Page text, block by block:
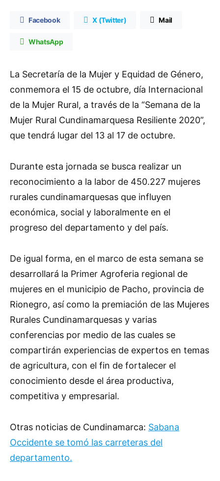
Facebook X (Twitter) Mail
WhatsApp
La Secretaría de la Mujer y Equidad de Género,
conmemora el 15 de octubre, día Internacional
de la Mujer Rural, a través de la “Semana de la
Mujer Rural Cundinamarquesa Resiliente 2020”,
que tendrá lugar del 13 al 17 de octubre.
Durante esta jornada se busca realizar un
reconocimiento a la labor de 450.227 mujeres
rurales cundinamarquesas que influyen
económica, social y laboralmente en el
progreso del departamento y del país.
De igual forma, en el marco de esta semana se
desarrollará la Primer Agroferia regional de
mujeres en el municipio de Pacho, provincia de
Rionegro, así como la premiación de las Mujeres
Rurales Cundinamarquesas y varias
conferencias por medio de las cuales se
compartirán experiencias de expertos en temas
de agricultura, con el fin de fortalecer el
conocimiento desde el área productiva,
competitiva y empresarial.
Otras noticias de Cundinamarca: Sabana
Occidente se tomó las carreteras del
departamento.